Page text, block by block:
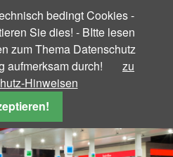
bedingt Cookies -
Sie dies! - BItte lesen
zum Thema Datenschutz
aufmerksam durch!
zu
Hinweisen